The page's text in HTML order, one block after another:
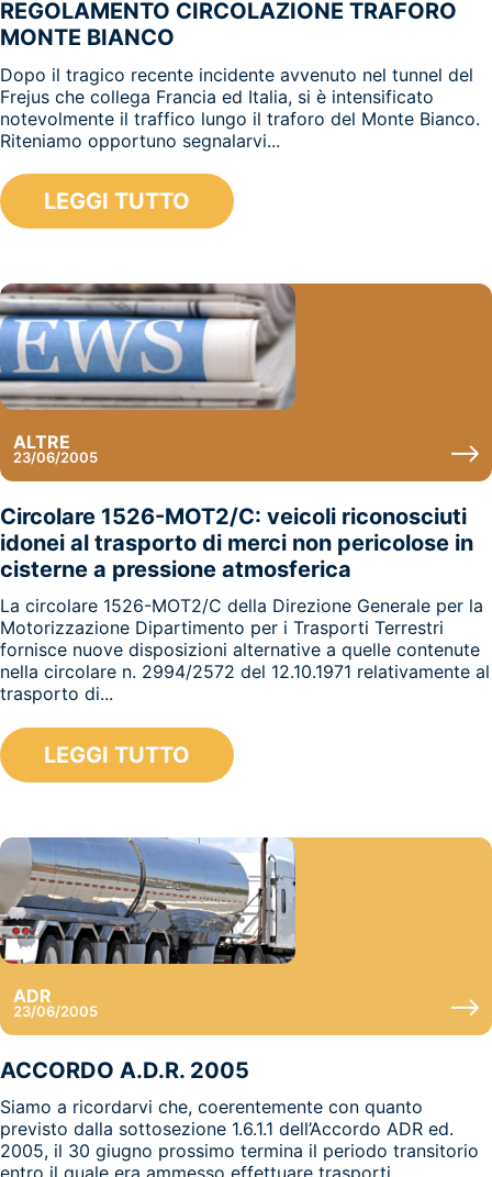
REGOLAMENTO CIRCOLAZIONE TRAFORO
MONTE BIANCO
Dopo il tragico recente incidente avvenuto nel tunnel del
Frejus che collega Francia ed Italia, si è intensificato
notevolmente il traffico lungo il traforo del Monte Bianco.
Riteniamo opportuno segnalarvi...
LEGGI TUTTO
ALTRE
23/06/2005
Circolare 1526-MOT2/C: veicoli riconosciuti
idonei al trasporto di merci non pericolose in
cisterne a pressione atmosferica
La circolare 1526-MOT2/C della Direzione Generale per la
Motorizzazione Dipartimento per i Trasporti Terrestri
fornisce nuove disposizioni alternative a quelle contenute
nella circolare n. 2994/2572 del 12.10.1971 relativamente al
trasporto di...
LEGGI TUTTO
ADR
23/06/2005
ACCORDO A.D.R. 2005
Siamo a ricordarvi che, coerentemente con quanto
previsto dalla sottosezione 1.6.1.1 dell’Accordo ADR ed.
2005, il 30 giugno prossimo termina il periodo transitorio